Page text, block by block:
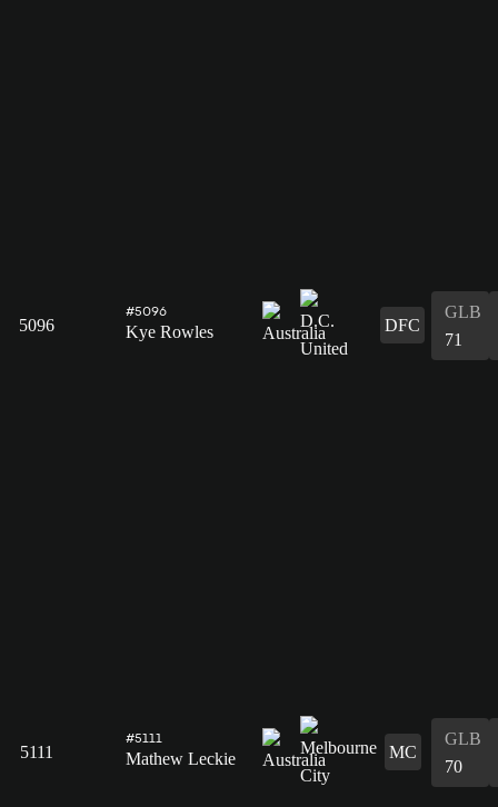
5096
#5096
Kye Rowles DFC
GLB
71
5111
#5111
Mathew Leckie MC
GLB
70